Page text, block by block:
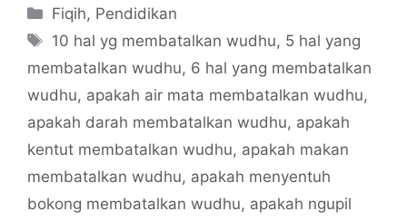
Categories
Fiqih, Pendidikan
Tags
10 hal yg membatalkan wudhu, 5 hal yang
membatalkan wudhu, 6 hal yang membatalkan
wudhu, apakah air mata membatalkan wudhu,
apakah darah membatalkan wudhu, apakah
kentut membatalkan wudhu, apakah makan
membatalkan wudhu, apakah menyentuh
bokong membatalkan wudhu, apakah ngupil